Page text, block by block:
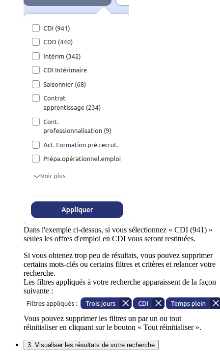
Dans l'exemple ci-dessus, si vous sélectionnez « CDI (941) »
seules les offres d'emploi en CDI vous seront restituées.
Si vous obtenez trop peu de résultats, vous pouvez supprimer
certains mots-clés ou certains filtres et critères et relancer votre
recherche.
Les filtres appliqués à votre recherche apparaissent de la façon
suivante :
Vous pouvez supprimer les filtres un par un ou tout
réinitialiser en cliquant sur le bouton « Tout réinitialiser ».
3. Visualiser les résultats de votre recherche